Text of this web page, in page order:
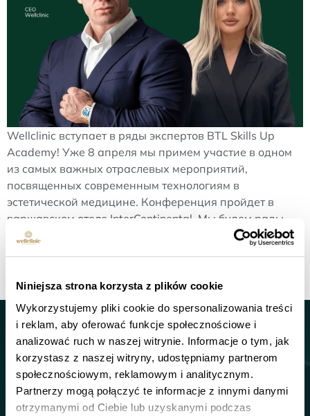
Niniejsza strona korzysta z plików cookie
Wykorzystujemy pliki cookie do spersonalizowania treści
i reklam, aby oferować funkcje społecznościowe i
analizować ruch w naszej witrynie. Informacje o tym, jak
korzystasz z naszej witryny, udostępniamy partnerom
społecznościowym, reklamowym i analitycznym.
Partnerzy mogą połączyć te informacje z innymi danymi
otrzymanymi od Ciebie lub uzyskanymi podczas
Wellclinic вступает в ряды экспертов BTL Skills Up
Academy! Уже 8 апреля мы примем участие в одном
из самых важных отраслевых мероприятий,
посвященных современным технологиям в
эстетической медицине. Конференция пройдет в
варшавском отеле InterContinental. Мы будем рады
поделиться своими знаниями, страстью и опытом -
Связаться с
тел:+48 600-100-177